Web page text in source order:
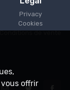
Privacy
Cookies
Conditions de vente
offrir